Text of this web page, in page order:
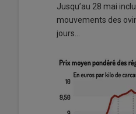
Jusqu’au 28 mai
mouvements des
jours…